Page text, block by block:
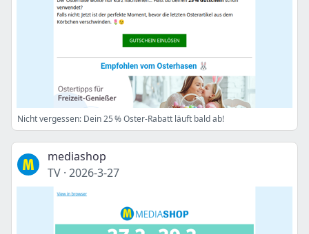
Nicht vergessen: Dein 25 % Oster-Rabatt läuft bald ab!
mediashop
TV · 2026-3-27